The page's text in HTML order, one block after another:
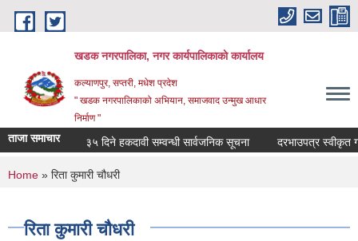
Skip to main content
खडक नगरपालिका, नगर कार्यपालिकाकाे कार्यालय
कल्याणपुर, सप्तरी, मधेश प्रदेश
" खडक नगरपालिकाको अभियान, समाजवाद उन्मुख आधार
निर्माण "
ताजा समाचार ३५ दिने हकदावी सम्वन्धी सार्वजनिक सूचना दरभाउपत्र स्वीकृत
You are here
Home » रिता कुमारी चौधरी
रिता कुमारी चौधरी